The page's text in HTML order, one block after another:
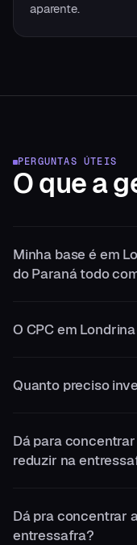
aparente.
PERGUNTAS ÚTEIS
O que a
Minha base é em
do Paraná todo
O CPC em
Quanto preciso
Dá para
reduzir na
Dá pra concentrar
entressafra?